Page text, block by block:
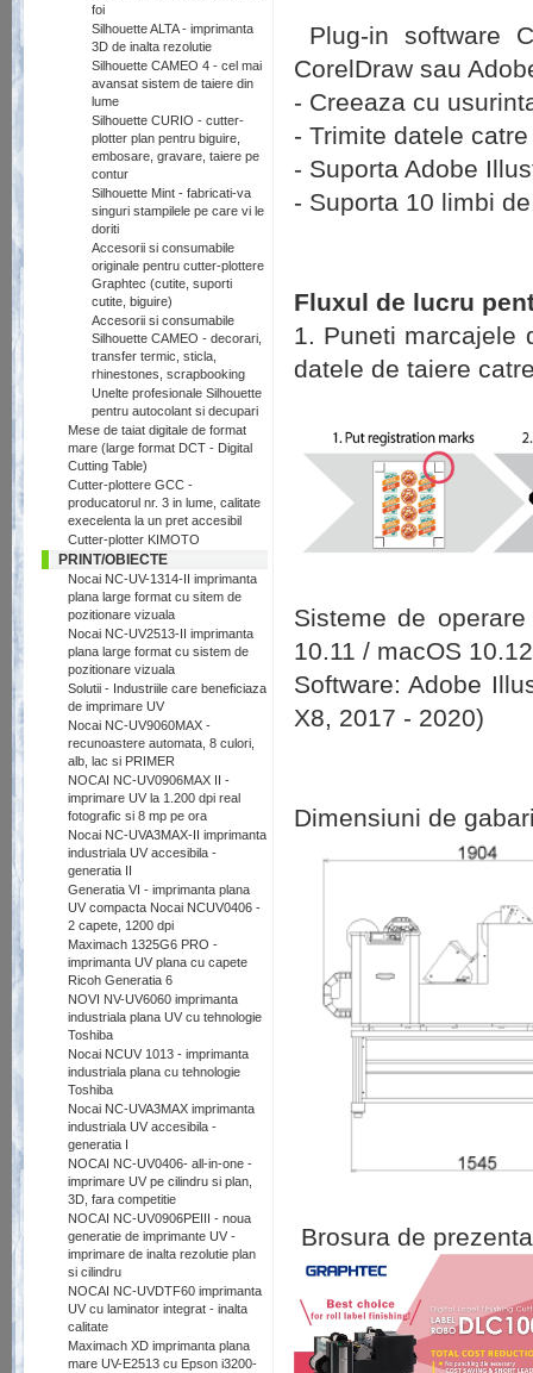
foi
Silhouette ALTA - imprimanta
3D de inalta rezolutie
Silhouette CAMEO 4 - cel mai
avansat sistem de taiere din
lume
Silhouette CURIO - cutter-
plotter plan pentru biguire,
embosare, gravare, taiere pe
contur
Silhouette Mint - fabricati-va
singuri stampilele pe care vi le
doriti
Accesorii si consumabile
originale pentru cutter-plottere
Graphtec (cutite, suporti
cutite, biguire)
Accesorii si consumabile
Silhouette CAMEO - decorari,
transfer termic, sticla,
rhinestones, scrapbooking
Unelte profesionale Silhouette
pentru autocolant si decupari
Mese de taiat digitale de format
mare (large format DCT - Digital
Cutting Table)
Cutter-plottere GCC -
producatorul nr. 3 in lume, calitate
execelenta la un pret accesibil
Cutter-plotter KIMOTO
PRINT/OBIECTE
Nocai NC-UV-1314-II imprimanta
plana large format cu sitem de
pozitionare vizuala
Nocai NC-UV2513-II imprimanta
plana large format cu sistem de
pozitionare vizuala
Solutii - Industriile care beneficiaza
de imprimare UV
Nocai NC-UV9060MAX -
recunoastere automata, 8 culori,
alb, lac si PRIMER
NOCAI NC-UV0906MAX II -
imprimare UV la 1.200 dpi real
fotografic si 8 mp pe ora
Nocai NC-UVA3MAX-II imprimanta
industriala UV accesibila -
generatia II
Generatia VI - imprimanta plana
UV compacta Nocai NCUV0406 -
2 capete, 1200 dpi
Maximach 1325G6 PRO -
imprimanta UV plana cu capete
Ricoh Generatia 6
NOVI NV-UV6060 imprimanta
industriala plana UV cu tehnologie
Toshiba
Nocai NCUV 1013 - imprimanta
industriala plana cu tehnologie
Toshiba
Nocai NC-UVA3MAX imprimanta
industriala UV accesibila -
generatia I
NOCAI NC-UV0406- all-in-one -
imprimare UV pe cilindru si plan,
3D, fara competitie
NOCAI NC-UV0906PEIII - noua
generatie de imprimante UV -
imprimare de inalta rezolutie plan
si cilindru
NOCAI NC-UVDTF60 imprimanta
UV cu laminator integrat - inalta
calitate
Maximach XD imprimanta plana
mare UV-E2513 cu Epson i3200-
Plug-in software
CorelDraw sau
- Creeaza cu
- Trimite datele
- Suporta Adobe
- Suporta 10 limbi
Fluxul de lucru
1. Puneti marcajele
datele de taiere
Sisteme de
10.11 / macOS
Software: Adobe
X8, 2017 - 2020)
Dimensiuni de
Brosura de